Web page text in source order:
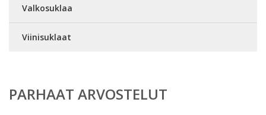
Valkosuklaa
Viinisuklaat
PARHAAT ARVOSTELUT